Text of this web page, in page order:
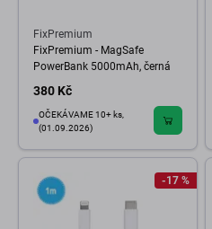
FixPremium
FixPremium - MagSafe
PowerBank 5000mAh, černá
380 Kč
OČEKÁVAME 10+ ks,
(01.09.2026)
-17 %